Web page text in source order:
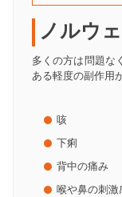
ノルウ
多くの方は問題な
ある軽度の副作用
咳
下痢
背中の痛み
喉や鼻の刺激